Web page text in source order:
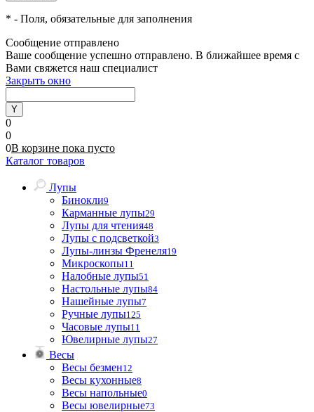
* - Поля, обязательные для заполнения
Сообщение отправлено
Ваше сообщение успешно отправлено. В ближайшее время с
Вами свяжется наш специалист
Закрыть окно
0
0
0В корзине пока пусто
Каталог товаров
Лупы
Бинокли9
Карманные лупы29
Лупы для чтения48
Лупы с подсветкой3
Лупы-линзы Френеля19
Микроскопы11
Налобные лупы51
Настольные лупы84
Нашейные лупы7
Ручные лупы125
Часовые лупы11
Ювелирные лупы27
Весы
Весы безмен12
Весы кухонные8
Весы напольные0
Весы ювелирные73